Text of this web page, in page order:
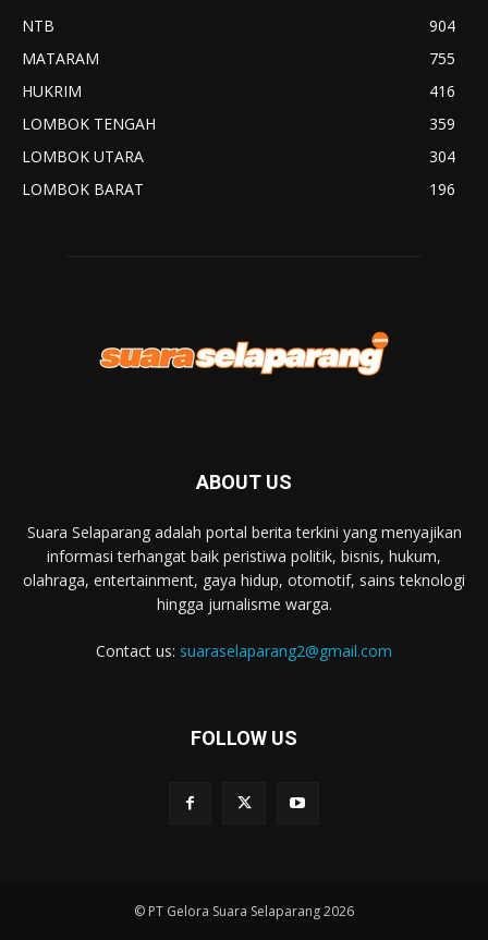
NTB
904
MATARAM
755
HUKRIM
416
LOMBOK TENGAH
359
LOMBOK UTARA
304
LOMBOK BARAT
196
ABOUT US
Suara Selaparang adalah portal berita terkini yang menyajikan
informasi terhangat baik peristiwa politik, bisnis, hukum,
olahraga, entertainment, gaya hidup, otomotif, sains teknologi
hingga jurnalisme warga.
Contact us: suaraselaparang2@gmail.com
FOLLOW US
© PT Gelora Suara Selaparang 2026